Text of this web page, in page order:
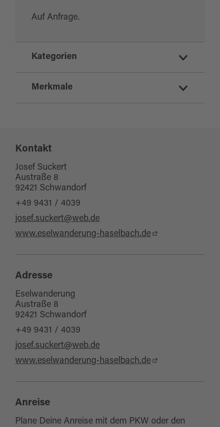
Auf Anfrage.
Kategorien
Tier-Freigelände
Naturinformationen
Merkmale
für Familien
für Gruppen
für Kinder (6-10 Jahre)
Kontakt
Josef Suckert
Austraße 8
92421 Schwandorf
+49 9431 / 4039
josef.suckert@web.de
www.eselwanderung-haselbach.de
Adresse
Eselwanderung
Austraße 8
92421 Schwandorf
+49 9431 / 4039
josef.suckert@web.de
www.eselwanderung-haselbach.de
Anreise
Plane Deine Anreise mit dem PKW oder den